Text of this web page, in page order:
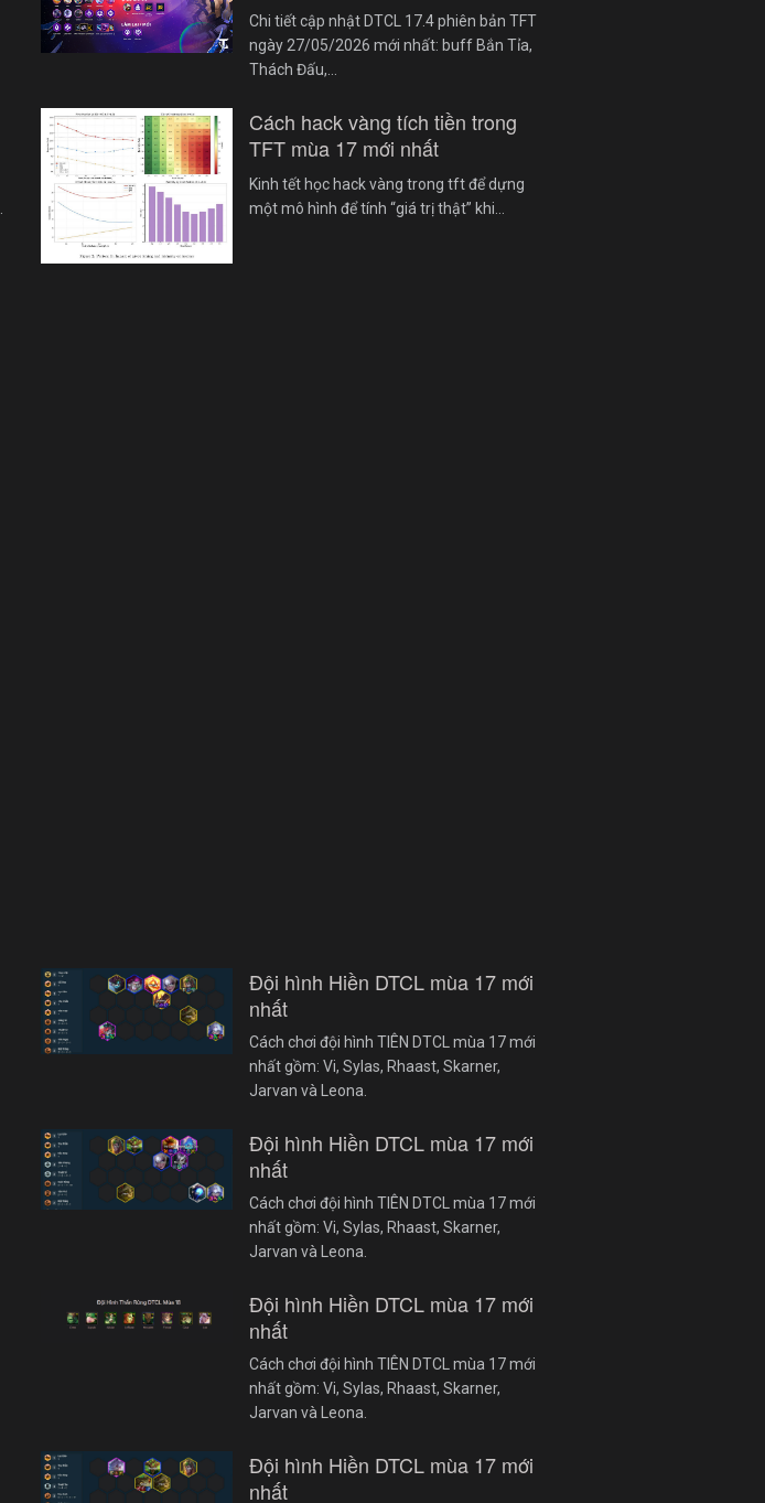
Chi tiết cập nhật DTCL 17.4 phiên bản TFT
ngày 27/05/2026 mới nhất: buff Bắn Tỉa,
Thách Đấu,…
Cách hack vàng tích tiền trong
TFT mùa 17 mới nhất
Kinh tết học hack vàng trong tft để dựng
một mô hình để tính “giá trị thật” khi…
Đội hình Hiền DTCL mùa 17 mới
nhất
Cách chơi đội hình TIÊN DTCL mùa 17 mới
nhất gồm: Vi, Sylas, Rhaast, Skarner,
Jarvan và Leona.
Đội hình Hiền DTCL mùa 17 mới
nhất
Cách chơi đội hình TIÊN DTCL mùa 17 mới
nhất gồm: Vi, Sylas, Rhaast, Skarner,
Jarvan và Leona.
Đội hình Hiền DTCL mùa 17 mới
nhất
Cách chơi đội hình TIÊN DTCL mùa 17 mới
nhất gồm: Vi, Sylas, Rhaast, Skarner,
Jarvan và Leona.
Đội hình Hiền DTCL mùa 17 mới
nhất